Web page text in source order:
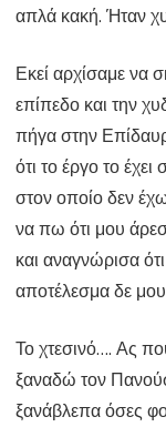
απλά κακή. Ήταν
Εκεί αρχίσαμε να
επίπεδο και την
πήγα στην
ότι το έργο το
στον οποίο δεν
να πω ότι μου
και αναγνώρισα
αποτέλεσμα δε
Το χτεσινό…. Ας
ξαναδώ τον
ξανάβλεπα όσες